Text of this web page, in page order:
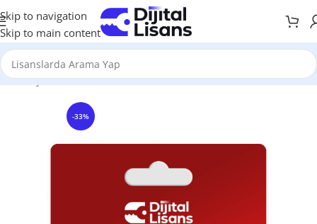
Skip to navigation
Skip to main content
Anasayfa Grafik & Tasarım Adobe
-33%